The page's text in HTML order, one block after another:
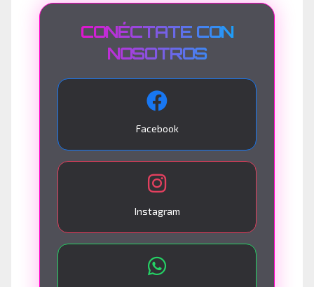
CONÉCTATE CON
NOSOTROS
Facebook
Instagram